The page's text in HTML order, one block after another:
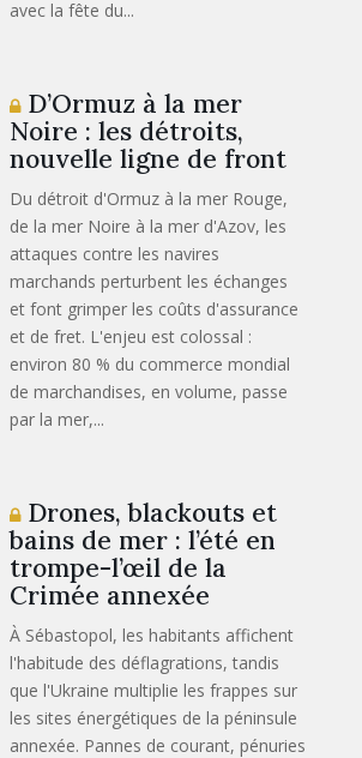
avec la fête du...
D’Ormuz à la mer
Noire : les détroits,
nouvelle ligne de front
Du détroit d'Ormuz à la mer Rouge,
de la mer Noire à la mer d'Azov, les
attaques contre les navires
marchands perturbent les échanges
et font grimper les coûts d'assurance
et de fret. L'enjeu est colossal :
environ 80 % du commerce mondial
de marchandises, en volume, passe
par la mer,...
Drones, blackouts et
bains de mer : l’été en
trompe-l’œil de la
Crimée annexée
À Sébastopol, les habitants affichent
l'habitude des déflagrations, tandis
que l'Ukraine multiplie les frappes sur
les sites énergétiques de la péninsule
annexée. Pannes de courant, pénuries